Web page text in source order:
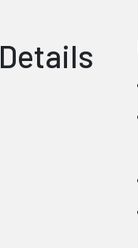
Details